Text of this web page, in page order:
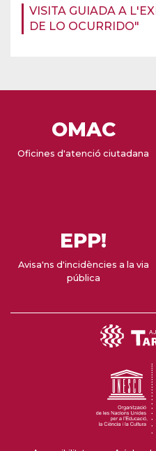
VISITA GUIADA A
DE LO OCURRIDO"
OMAC
Oficines d'atenció ciutadana
EPP!
Avisa'ns d'incidències a la via
pública